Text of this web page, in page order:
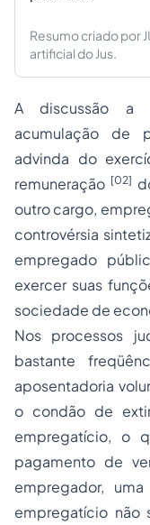
Resumo criado por
artificial do Jus.
A discussão a
acumulação de
advinda do
remuneração [02]
outro cargo,
controvérsia
empregado
exercer suas
sociedade de
Nos processos
bastante
aposentadoria
o condão de
empregatício, o
pagamento de
empregador,
empregatício não